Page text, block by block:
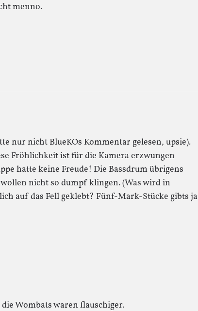
menno.
nur nicht BlueKOs Kommentar gelesen, upsie).
Fröhlichkeit ist für die Kamera erzwungen
hatte keine Freude! Die Bassdrum übrigens
nicht so dumpf klingen. (Was wird in
auf das Fell geklebt? Fünf-Mark-Stücke gibts ja
Wombats waren flauschiger.